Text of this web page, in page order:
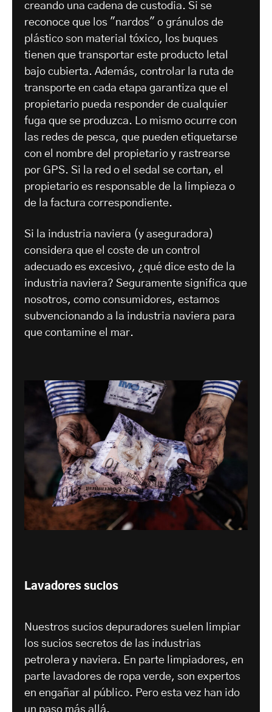
creando una cadena de custodia. Si se
reconoce que los "nardos" o gránulos de
plástico son material tóxico, los buques
tienen que transportar este producto letal
bajo cubierta. Además, controlar la ruta de
transporte en cada etapa garantiza que el
propietario pueda responder de cualquier
fuga que se produzca. Lo mismo ocurre con
las redes de pesca, que pueden etiquetarse
con el nombre del propietario y rastrearse
por GPS. Si la red o el sedal se cortan, el
propietario es responsable de la limpieza o
de la factura correspondiente.
Si la industria naviera (y aseguradora)
considera que el coste de un control
adecuado es excesivo, ¿qué dice esto de la
industria naviera? Seguramente significa que
nosotros, como consumidores, estamos
subvencionando a la industria naviera para
que contamine el mar.
Lavadores sucios
Nuestros sucios depuradores suelen limpiar
los sucios secretos de las industrias
petrolera y naviera. En parte limpiadores, en
parte lavadores de ropa verde, son expertos
en engañar al público. Pero esta vez han ido
un paso más allá.